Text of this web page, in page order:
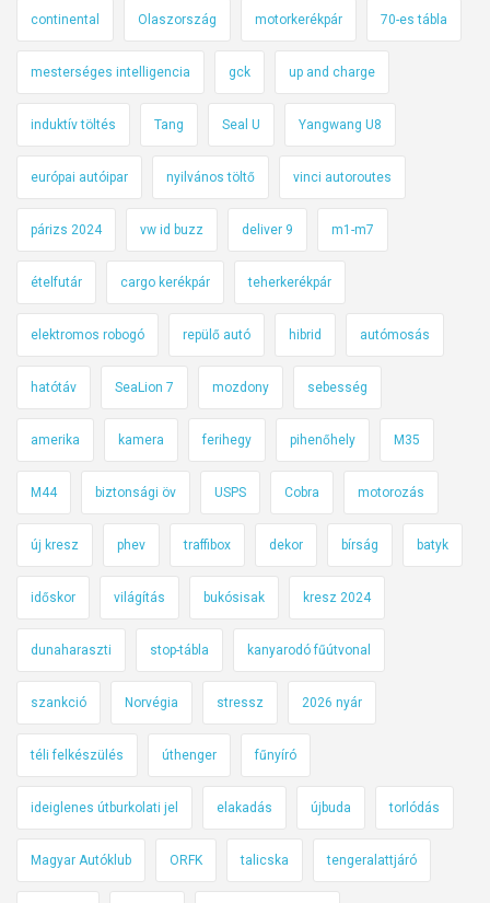
continental Olaszország motorkerékpár 70-es tábla
mesterséges intelligencia gck up and charge
induktív töltés Tang Seal U Yangwang U8
európai autóipar nyilvános töltő vinci autoroutes
párizs 2024 vw id buzz deliver 9 m1-m7
ételfutár cargo kerékpár teherkerékpár
elektromos robogó repülő autó hibrid autómosás
hatótáv SeaLion 7 mozdony sebesség
amerika kamera ferihegy pihenőhely M35
M44 biztonsági öv USPS Cobra motorozás
új kresz phev traffibox dekor bírság batyk
időskor világítás bukósisak kresz 2024
dunaharaszti stop-tábla kanyarodó fűútvonal
szankció Norvégia stressz 2026 nyár
téli felkészülés úthenger fűnyíró
ideiglenes útburkolati jel elakadás újbuda torlódás
Magyar Autóklub ORFK talicska tengeralattjáró